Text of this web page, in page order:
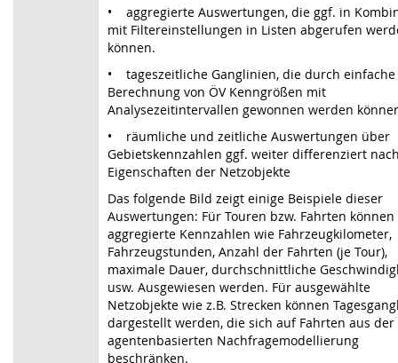
• aggregierte Auswertungen, die ggf. in
mit Filtereinstellungen in Listen abgerufen
können.
• tageszeitliche Ganglinien, die durch einfache
Berechnung von ÖV Kenngrößen mit
Analysezeitintervallen gewonnen werden
• räumliche und zeitliche Auswertungen über
Gebietskennzahlen ggf. weiter differenziert
Eigenschaften der Netzobjekte
Das folgende Bild zeigt einige Beispiele dieser
Auswertungen: Für Touren bzw. Fahrten können
aggregierte Kennzahlen wie Fahrzeugkilometer,
Fahrzeugstunden, Anzahl der Fahrten (je Tour),
maximale Dauer, durchschnittliche
usw. Ausgewiesen werden. Für ausgewählte
Netzobjekte wie z.B. Strecken können
dargestellt werden, die sich auf Fahrten aus der
agentenbasierten Nachfragemodellierung
beschränken.